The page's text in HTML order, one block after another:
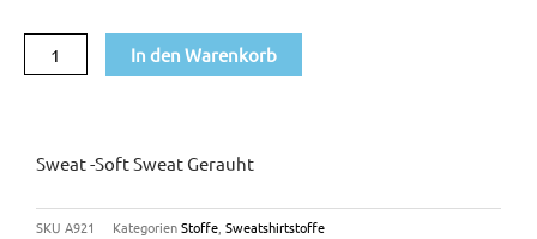
gerauht
Menge
In den Warenkorb
Sweat -Soft Sweat Gerauht
SKU A921 KategorienStoffe Sweatshirtstoffe